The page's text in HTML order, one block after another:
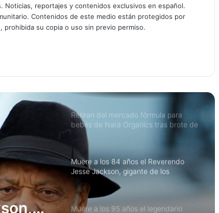
Noticias, reportajes y contenidos exclusivos en español.
Contenidos de este medio están protegidos por
su copia o uso sin previo permiso.
ÚLTIMA HORA: Comandante de
Patrulla Fronteriza Gregory Bovino
el cine latino con Wagner Moura,
entre los nominados
Retiran del mercado fórmula para
bebés de Nara Organics tras brote de
botulismo infantil en EE. UU.: qué
hacer si la compraste en Target o en
línea
Muere a los 84 años el Reverendo
Jesse Jackson, gigante de los
derechos civiles y dos veces
candidato presidencial
Muere a los 95 años el legendario